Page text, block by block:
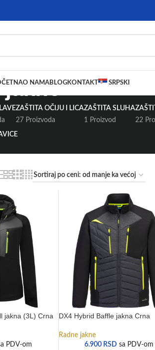
O NAMABLOGKONTAKT SRPSKI
jakne
ZAŠTITA OČIJU I LICA
27 Proizvoda
ZAŠTITA SLUHA
1 Proizvod
22
jakna (3L) Crna
PDV-om
DX4 Hybrid Baffle jakna Crna
Radne jakne
6.900 RSD sa PDV-om